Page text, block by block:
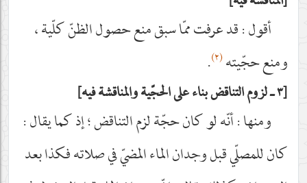
أقول : قد عرفت ممّا سبق منع حصول الظنّ كلّية ،
ومنع حجّيته(٢) .
٣ ـ لزوم التناقض بناء على الحجّية والمناقشة فيه
ومنها : أنّه لو كان حجّة لزم التناقض ؛ إذ كما يقال :
كان للمصلّي قبل وجدان الماء المضيّ في صلاته فكذا بعد